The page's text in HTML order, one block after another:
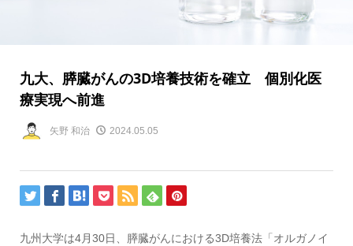
九大、膵臓がんの3D培養技術を確立 個別化医
療実現へ前進
矢野 和治 2024.05.05
九州大学は4月30日、膵臓がんにおける3D培養法「オルガノイ